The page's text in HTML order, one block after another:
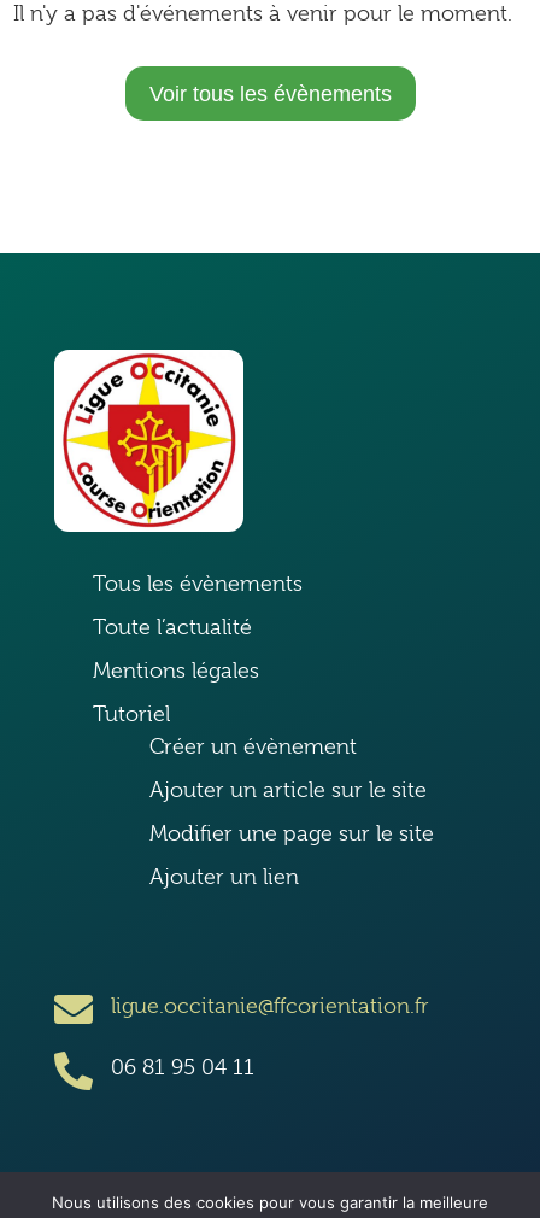
Il n'y a pas d'événements à venir pour le moment.
Voir tous les évènements
Tous les évènements
Toute l’actualité
Mentions légales
Tutoriel
Créer un évènement
Ajouter un article sur le site
Modifier une page sur le site
Ajouter un lien
 ligue.occitanie@ffcorientation.fr
 06 81 95 04 11
Nous utilisons des cookies pour vous garantir la meilleure